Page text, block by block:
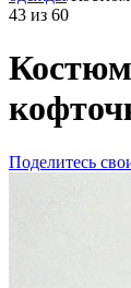
43 из 60
Поделитесь